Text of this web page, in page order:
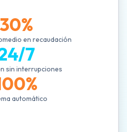
30%
en recaudación
7
sin interrupciones
automático